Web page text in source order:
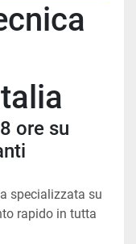
ore su
specializzata su
rapido in tutta